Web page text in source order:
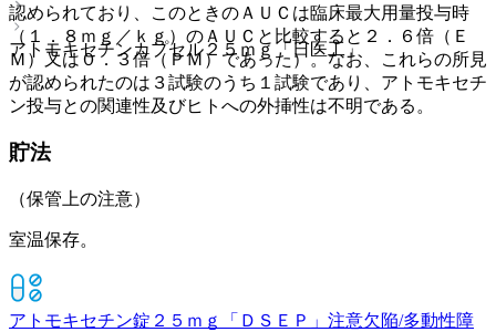
アトモキセチンカプセル２５ｍｇ「日医工」
認められており、このときのＡＵＣは臨床最大用量投与時
（１．８ｍｇ／ｋｇ）のＡＵＣと比較すると２．６倍（Ｅ
Ｍ）又は０．３倍（ＰＭ）であった）。なお、これらの所見
が認められたのは３試験のうち１試験であり、アトモキセチ
ン投与との関連性及びヒトへの外挿性は不明である。
貯法
（保管上の注意）
室温保存。
アトモキセチン錠２５ｍｇ「ＤＳＥＰ」 注意欠陥/多動性障